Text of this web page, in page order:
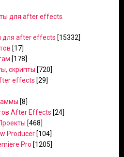
для after effects
для after effects [15332]
[17]
[178]
скрипты [720]
effects [29]
[8]
After Effects [24]
[468]
Producer [104]
Pro [1205]